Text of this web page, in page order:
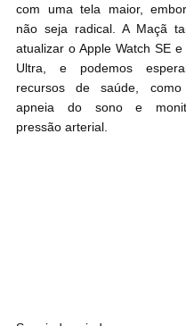
com uma tela maior,
não seja radical. A Maçã
atualizar o Apple Watch SE e
Ultra, e podemos
recursos de saúde,
apneia do sono e
pressão arterial.